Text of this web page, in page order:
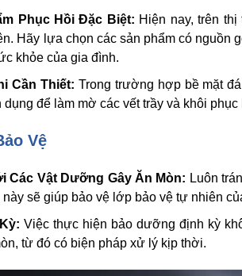
Phục Hồi Đặc Biệt: Hiện nay, trên
Hãy lựa chọn các sản phẩm có
khỏe của gia đình.
Cần Thiết: Trong trường hợp bề mặt
để làm mờ các vết trầy và khôi
Vệ
Các Vật Dưỡng Gây Ăn Mòn: Luôn
này sẽ giúp bảo vệ lớp bảo vệ tự nhiên
Việc thực hiện bảo dưỡng định kỳ
từ đó có biện pháp xử lý kịp thời.